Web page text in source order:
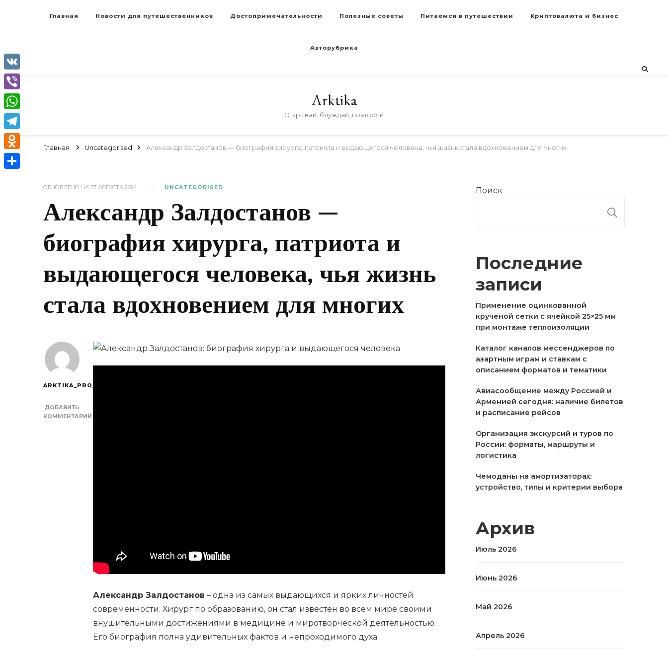
Главная Новости для путешественников Достопримечательности Полезные советы Питаемся в путешествии Криптовалюта и бизнес
Авторубрика
Arktika
Открывай, блуждай, повторяй
Главная Uncategorised Александр Залдостанов — биография хирурга, патриота и выдающегося человека, чья жизнь стала вдохновением для многих
ОБНОВЛЕНО НА 27 АВГУСТА 2024 UNCATEGORISED
Александр Залдостанов —
биография хирурга, патриота и
выдающегося человека, чья жизнь
стала вдохновением для многих
ARKTIKA_PRO_
ДОБАВИТЬ
КОММЕНТАРИЙ
Александр Залдостанов – одна из самых выдающихся и ярких личностей
современности. Хирург по образованию, он стал известен во всем мире своими
внушительными достижениями в медицине и миротворческой деятельностью.
Его биография полна удивительных фактов и непроходимого духа.
Поиск
Последние
записи
Применение оцинкованной
крученой сетки с ячейкой 25×25 мм
при монтаже теплоизоляции
Каталог каналов мессенджеров по
азартным играм и ставкам с
описанием форматов и тематики
Авиасообщение между Россией и
Арменией сегодня: наличие билетов
и расписание рейсов
Организация экскурсий и туров по
России: форматы, маршруты и
логистика
Чемоданы на амортизаторах:
устройство, типы и критерии выбора
Архив
Июль 2026
Июнь 2026
Май 2026
Апрель 2026
VK
Viber
WhatsApp
Telegram
Odnoklassniki